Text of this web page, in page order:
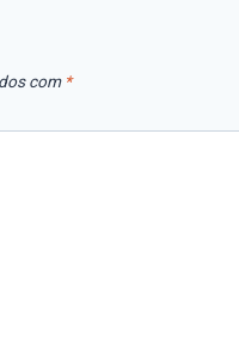
com *